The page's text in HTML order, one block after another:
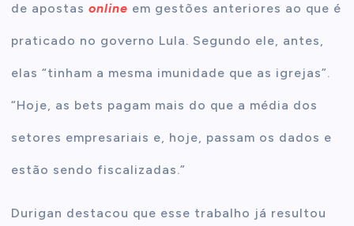
de apostasonline em gestões anteriores ao que é
praticado no governo Lula. Segundo ele, antes,
elas “tinham a mesma imunidade que as igrejas”.
“Hoje, as bets pagam mais do que a média dos
setores empresariais e, hoje, passam os dados e
estão sendo fiscalizadas.”
Durigan destacou que esse trabalho já resultou